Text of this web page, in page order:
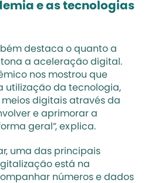
e as tecnologias
destaca o quanto a
a aceleração digital.
nos mostrou que
utilização da tecnologia,
digitais através da
e aprimorar a
geral”, explica.
uma das principais
está na
números e dados